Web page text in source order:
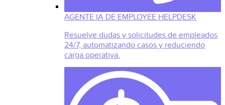
AGENTE IA DE EMPLOYEE HELPDESK
Resuelve dudas y solicitudes de empleados
24/7, automatizando casos y reduciendo
carga operativa.